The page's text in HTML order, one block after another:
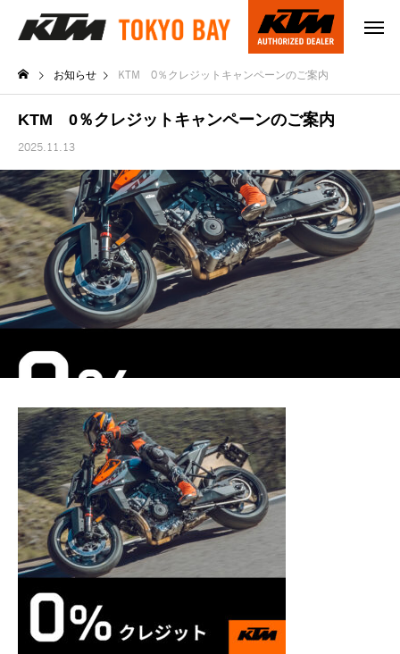
お知らせ KTM 0％クレジットキャンペーンのご案内
KTM 0％クレジットキャンペーンのご案内
2025.11.13